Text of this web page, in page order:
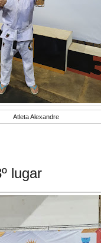
Atleta Alexandre
lugar